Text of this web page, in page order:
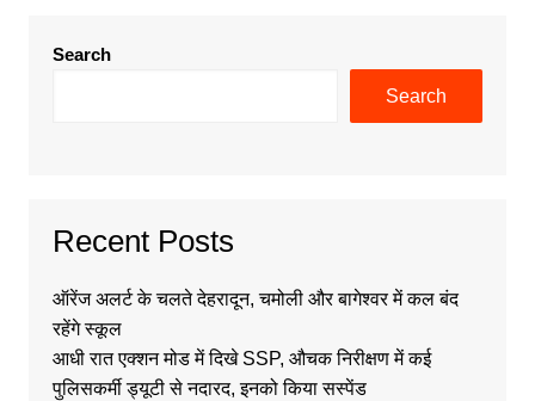
Search
Search
Recent Posts
ऑरेंज अलर्ट के चलते देहरादून, चमोली और बागेश्वर में कल बंद
रहेंगे स्कूल
आधी रात एक्शन मोड में दिखे SSP, औचक निरीक्षण में कई
पुलिसकर्मी ड्यूटी से नदारद, इनको किया सस्पेंड